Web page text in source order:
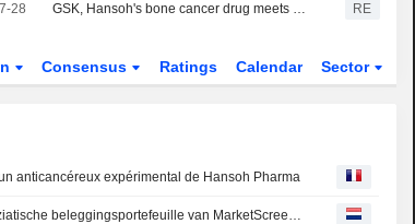
28 GSK, Hansoh's bone cancer drug meets main goal in late-stage trial RE
Consensus Ratings Calendar Sector
anticancéreux expérimental de Hansoh Pharma
Nieuwe aankopen voor de Aziatische beleggingsportefeuille van MarketScreener